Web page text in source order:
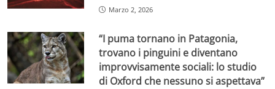
Marzo 2, 2026
“I puma tornano in Patagonia,
trovano i pinguini e diventano
improvvisamente sociali: lo studio
di Oxford che nessuno si aspettava”